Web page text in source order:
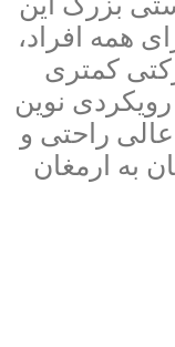
همه افراد،
کمتری
رویکردی نوین
راحتی و
به ارمغان